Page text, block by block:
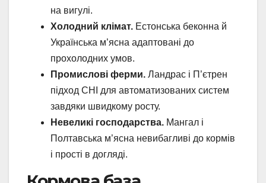
на вигулі.
Холодний клімат. Естонська беконна й
Українська м’ясна адаптовані до
прохолодних умов.
Промислові ферми. Ландрас і П’єтрен
підход CHI для автоматизованих систем
завдяки швидкому росту.
Невеликі господарства. Мангал і
Полтавська м’ясна невибагливі до кормів
і прості в догляді.